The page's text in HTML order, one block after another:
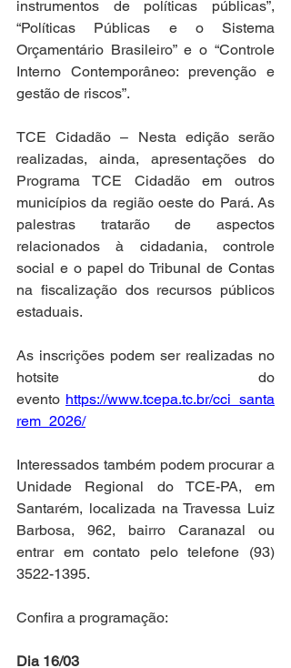
instrumentos de políticas públicas”,
“Políticas Públicas e o Sistema
Orçamentário Brasileiro” e o “Controle
Interno Contemporâneo: prevenção e
gestão de riscos”.
TCE Cidadão – Nesta edição serão
realizadas, ainda, apresentações do
Programa TCE Cidadão em outros
municípios da região oeste do Pará. As
palestras tratarão de aspectos
relacionados à cidadania, controle
social e o papel do Tribunal de Contas
na fiscalização dos recursos públicos
estaduais.
As inscrições podem ser realizadas no
hotsite do
evento https://www.tcepa.tc.br/cci_santa
rem_2026/
Interessados também podem procurar a
Unidade Regional do TCE-PA, em
Santarém, localizada na Travessa Luiz
Barbosa, 962, bairro Caranazal ou
entrar em contato pelo telefone (93)
3522-1395.
Confira a programação:
Dia 16/03